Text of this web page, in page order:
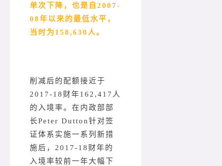
单次下降，也是自2007-
08年以来的最低水平，
当时为158,630人。
削减后的配额接近于
2017-18财年162,417人
的入境率。在内政部部
长Peter Dutton针对签
证体系实施一系列新措
施后，2017-18财年的
入境率较前一年大幅下